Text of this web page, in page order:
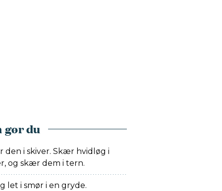
gør du
den i skiver. Skær hvidløg i
og skær dem i tern.
let i smør i en gryde.